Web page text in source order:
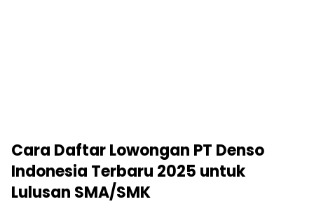
Cara Daftar Lowongan PT Denso
Indonesia Terbaru 2025 untuk
Lulusan SMA/SMK